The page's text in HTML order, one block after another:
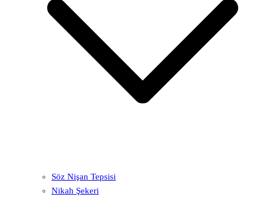
Söz Nişan Tepsisi
Nikah Şekeri